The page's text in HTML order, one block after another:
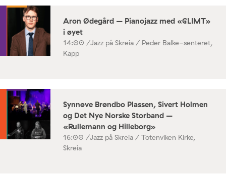
Aron Ødegård – Pianojazz med «GLIMT»
i øyet
14:00 /Jazz på Skreia / Peder Balke-senteret,
Kapp
Synnøve Brøndbo Plassen, Sivert Holmen
og Det Nye Norske Storband –
«Rullemann og Hilleborg»
16:00 /Jazz på Skreia / Totenviken Kirke,
Skreia